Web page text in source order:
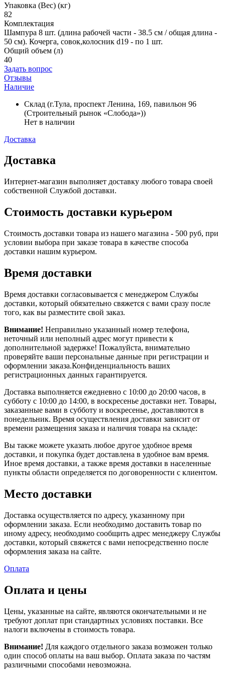
Упаковка (Вес) (кг)
82
Комплектация
Шампура 8 шт. (длина рабочей части - 38.5 см / общая длина -
50 см). Кочерга, совок,колосник d19 - по 1 шт.
Общий объем (л)
40
Задать вопрос
Отзывы
Наличие
Склад (г.Тула, проспект Ленина, 169, павильон 96
(Строительный рынок «Слобода»))
Нет в наличии
Доставка
Доставка
Интернет-магазин выполняет доставку любого товара своей
собственной Службой доставки.
Стоимость доставки курьером
Стоимость доставки товара из нашего магазина - 500 руб, при
условии выбора при заказе товара в качестве способа
доставки нашим курьером.
Время доставки
Время доставки согласовывается с менеджером Службы
доставки, который обязательно свяжется с вами сразу после
того, как вы разместите свой заказ.
Внимание! Неправильно указанный номер телефона,
неточный или неполный адрес могут привести к
дополнительной задержке! Пожалуйста, внимательно
проверяйте ваши персональные данные при регистрации и
оформлении заказа.Конфиденциальность ваших
регистрационных данных гарантируется.
Доставка выполняется ежедневно с 10:00 до 20:00 часов, в
субботу с 10:00 до 14:00, в воскресенье доставки нет. Товары,
заказанные вами в субботу и воскресенье, доставляются в
понедельник. Время осуществления доставки зависит от
времени размещения заказа и наличия товара на складе:
Вы также можете указать любое другое удобное время
доставки, и покупка будет доставлена в удобное вам время.
Иное время доставки, а также время доставки в населенные
пункты области определяется по договоренности с клиентом.
Место доставки
Доставка осуществляется по адресу, указанному при
оформлении заказа. Если необходимо доставить товар по
иному адресу, необходимо сообщить адрес менеджеру Службы
доставки, который свяжется с вами непосредственно после
оформления заказа на сайте.
Оплата
Оплата и цены
Цены, указанные на сайте, являются окончательными и не
требуют доплат при стандартных условиях поставки. Все
налоги включены в стоимость товара.
Внимание! Для каждого отдельного заказа возможен только
один способ оплаты на ваш выбор. Оплата заказа по частям
различными способами невозможна.